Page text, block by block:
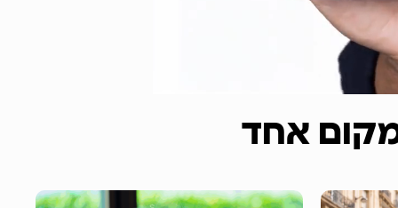
אחד